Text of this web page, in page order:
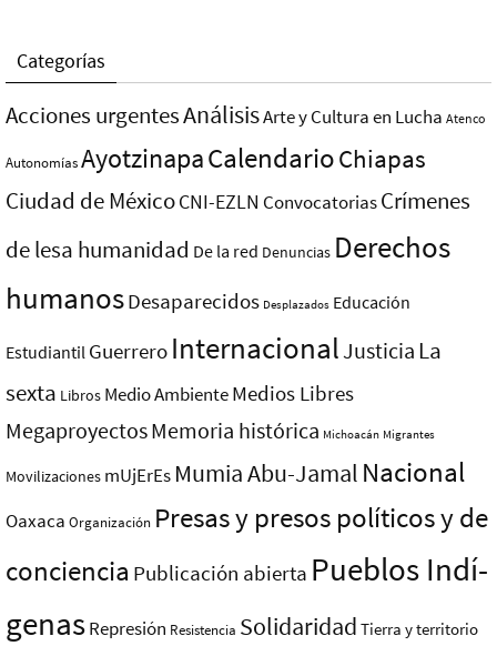
Categorías
Acciones urgentesAnálisisArte y Cultura en Lucha Atenco
AutonomíasAyotzinapaCalendarioChiapas
Ciudad de MéxicoCNI-EZLN ConvocatoriasCrímenes
de lesa humanidad De la red Denuncias Derechos
humanosDesaparecidos Desplazados Educación
Estudiantil Guerrero InternacionalJusticia La
sexta Libros Medio AmbienteMedios Libres
MegaproyectosMemoria histórica Michoacán Migrantes
Movilizaciones mUjErEs Mumia Abu-Jamal Nacional
Oaxaca Organización Presas y presos polí­ticos y de
conciencia Publicación abierta Pueblos Indí­
genasRepresión Resistencia Solidaridad Tierra y territorio